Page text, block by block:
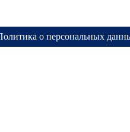
о персональных